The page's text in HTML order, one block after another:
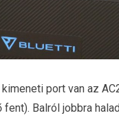
port van az
Balról jobbra